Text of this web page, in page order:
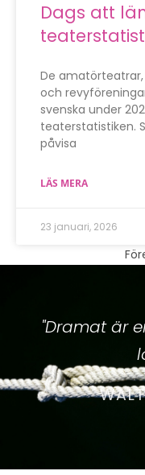
Dags att
De
och
svenska under
teaterstatistiken.
påvisa
LÄS MERA
23 januari, 2026
"Dramat är